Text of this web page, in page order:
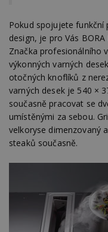
Pokud spojujete funkční
design, je pro Vás
Značka profesionálního
výkonných varných
otočných knoflíků z
varných desek je 540 ×
současně pracovat se
umístěnými za sebou.
velkoryse dimenzovaný
steaků současně.